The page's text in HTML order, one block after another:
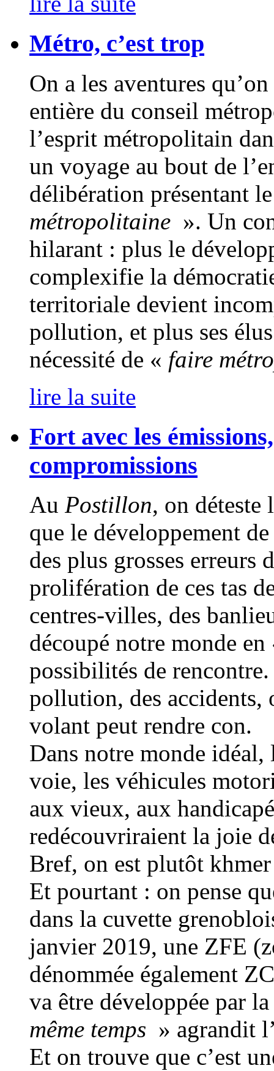
Métro, c’est trop
On a les aventures
entière du conseil
l’esprit métropolitain
un voyage au bout de
délibération présentant
métropolitaine ». Un
hilarant : plus le
complexifie la
territoriale devient
pollution, et plus ses
nécessité de « faire
lire la suite
Fort avec les
compromissions
Au Postillon, on déteste
que le développement
des plus grosses erreurs
prolifération de ces tas
centres-villes, des
découpé notre monde
possibilités de
pollution, des accidents,
volant peut rendre con.
Dans notre monde idéal,
voie, les véhicules
aux vieux, aux
redécouvriraient la joie
Bref, on est plutôt
Et pourtant : on pense
dans la cuvette
janvier 2019, une ZFE
dénommée également
va être développée par
même temps » agrandit
Et on trouve que c’est